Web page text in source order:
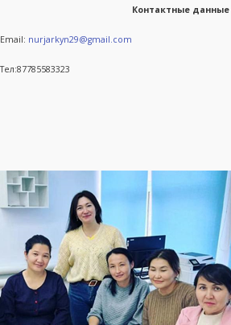
Контактные данные
Email: nurjarkyn29@gmail.com
Тел:87785583323